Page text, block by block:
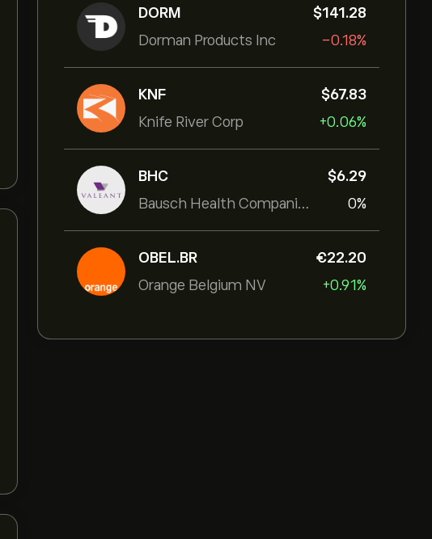
DORM
Dorman Products Inc
‎$‎141.28
-0.18%
KNF
Knife River Corp
‎$‎67.83
+0.06%
BHC
Bausch Health Companies Inc
‎$‎6.29
0%
OBEL.BR
Orange Belgium NV
‎€‎22.20
+0.91%